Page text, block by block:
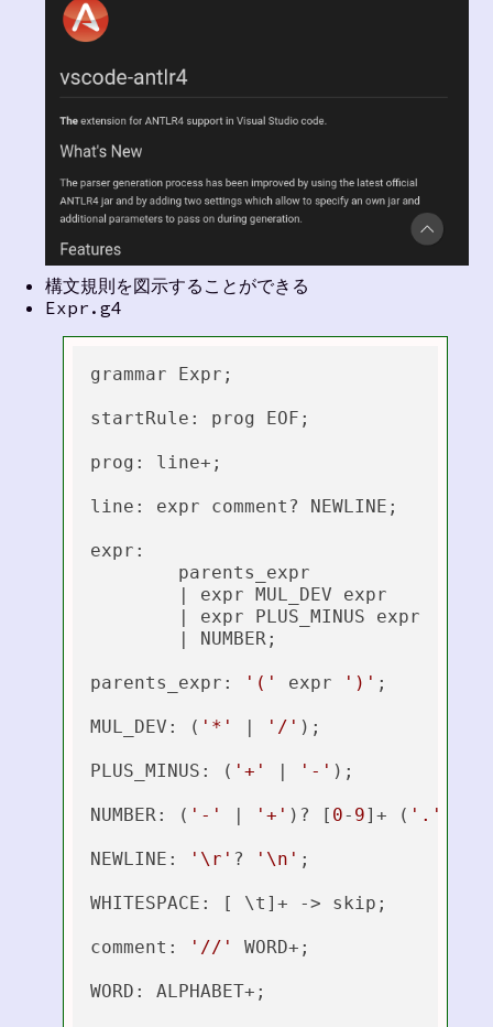
構文規則を図示することができる
Expr.g4
grammar Expr;
startRule: prog EOF;
prog: line+;
line: expr comment? NEWLINE;
expr:
parents_expr: '(' expr ')' ;
MUL_DEV: ( '*' | '/' );
PLUS_MINUS: ( '+' | '-' );
NUMBER: ( '-' | '+' )? [ 0- 9]+ ( '.'
NEWLINE: '\r' ? '\n' ;
WHITESPACE: [ \t]+ -> skip;
comment: '//' WORD+;
WORD: ALPHABET+;